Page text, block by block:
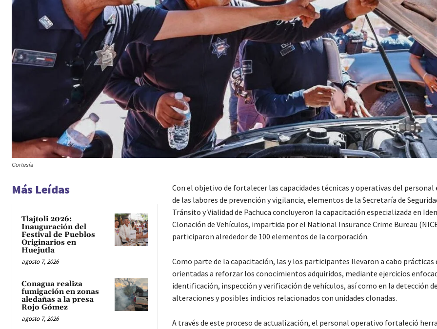
Cortesía
Más Leídas
Tlajtoli 2026:
Inauguración del
Festival de Pueblos
Originarios en
Huejutla
agosto 7, 2026
Conagua realiza
fumigación en zonas
aledañas a la presa
Rojo Gómez
agosto 7, 2026
Con el objetivo de fortalecer las capacidades técnicas y operativas del personal
de las labores de prevención y vigilancia, elementos de la Secretaría de
Tránsito y Vialidad de Pachuca concluyeron la capacitación especializada en
Clonación de Vehículos, impartida por el National Insurance Crime Bureau
participaron alrededor de 100 elementos de la corporación.
Como parte de la capacitación, las y los participantes llevaron a cabo prácticas
orientadas a reforzar los conocimientos adquiridos, mediante ejercicios
identificación, inspección y verificación de vehículos, así como en la detección de
alteraciones y posibles indicios relacionados con unidades clonadas.
A través de este proceso de actualización, el personal operativo fortaleció